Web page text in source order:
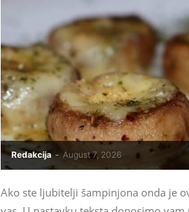
Redakcija - August 7, 2026
Ako ste ljubitelji šampinjona onda je